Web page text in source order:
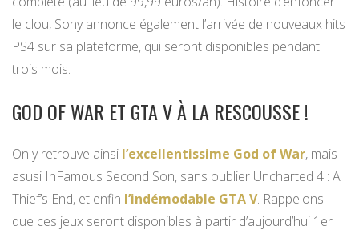
le clou, Sony annonce également l’arrivée de nouveaux hits
PS4 sur sa plateforme, qui seront disponibles pendant
trois mois.
GOD OF WAR ET GTA V À LA RESCOUSSE !
On y retrouve ainsi l’excellentissime God of War, mais
asusi InFamous Second Son, sans oublier Uncharted 4 : A
Thief’s End, et enfin l’indémodable GTA V. Rappelons
que ces jeux seront disponibles à partir d’aujourd’hui 1er